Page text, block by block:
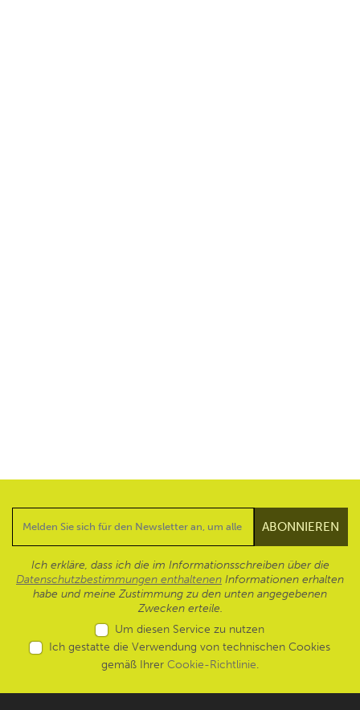
Ich erkläre, dass ich die im Informationsschreiben über die
Datenschutzbestimmungen enthaltenen Informationen erhalten
habe und meine Zustimmung zu den unten angegebenen
Zwecken erteile.
Um diesen Service zu nutzen
Ich gestatte die Verwendung von technischen Cookies
gemäß Ihrer Cookie-Richtlinie.